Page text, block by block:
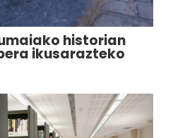
historian
ikusarazteko